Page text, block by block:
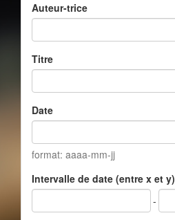
Auteur-trice
Titre
Date
format: aaaa-mm-jj
Intervalle de date (entre x et y)
-